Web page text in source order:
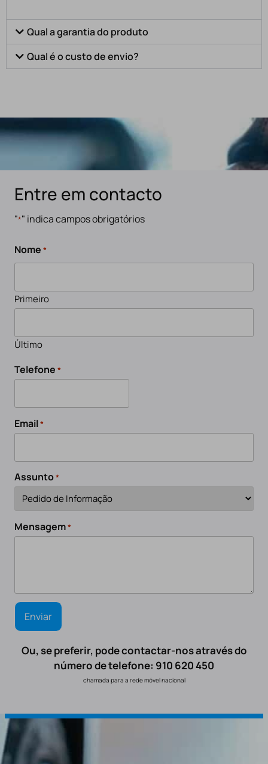
Qual a garantia do produto
Qual é o custo de envio?
Entre em contacto
"*" indica campos obrigatórios
Nome *
Primeiro
Último
Telefone *
Email*
Assunto*
Mensagem*
Ou, se preferir, pode contactar-nos através do
número de telefone: 910 620 450
chamada para a rede móvel nacional